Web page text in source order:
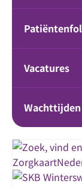
Vacatures
Wachttijden